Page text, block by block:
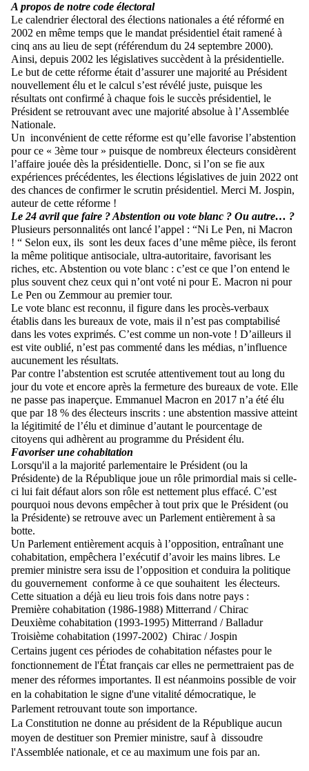
A propos de notre code électoral
Le calendrier électoral des élections nationales a été réformé en
2002 en même temps que le mandat présidentiel était ramené à
cinq ans au lieu de sept (référendum du 24 septembre 2000).
Ainsi, depuis 2002 les législatives succèdent à la présidentielle.
Le but de cette réforme était d’assurer une majorité au Président
nouvellement élu et le calcul s’est révélé juste, puisque les
résultats ont confirmé à chaque fois le succès présidentiel, le
Président se retrouvant avec une majorité absolue à l’Assemblée
Nationale.
Un inconvénient de cette réforme est qu’elle favorise l’abstention
pour ce « 3ème tour » puisque de nombreux électeurs considèrent
l’affaire jouée dès la présidentielle. Donc, si l’on se fie aux
expériences précédentes, les élections législatives de juin 2022 ont
des chances de confirmer le scrutin présidentiel. Merci M. Jospin,
auteur de cette réforme !
Le 24 avril que faire ? Abstention ou vote blanc ? Ou autre… ?
Plusieurs personnalités ont lancé l’appel : “Ni Le Pen, ni Macron
! “ Selon eux, ils sont les deux faces d’une même pièce, ils feront
la même politique antisociale, ultra-autoritaire, favorisant les
riches, etc. Abstention ou vote blanc : c’est ce que l’on entend le
plus souvent chez ceux qui n’ont voté ni pour E. Macron ni pour
Le Pen ou Zemmour au premier tour.
Le vote blanc est reconnu, il figure dans les procès-verbaux
établis dans les bureaux de vote, mais il n’est pas comptabilisé
dans les votes exprimés. C’est comme un non-vote ! D’ailleurs il
est vite oublié, n’est pas commenté dans les médias, n’influence
aucunement les résultats.
Par contre l’abstention est scrutée attentivement tout au long du
jour du vote et encore après la fermeture des bureaux de vote. Elle
ne passe pas inaperçue. Emmanuel Macron en 2017 n’a été élu
que par 18 % des électeurs inscrits : une abstention massive atteint
la légitimité de l’élu et diminue d’autant le pourcentage de
citoyens qui adhèrent au programme du Président élu.
Favoriser une cohabitation
Lorsqu'il a la majorité parlementaire le Président (ou la
Présidente) de la République joue un rôle primordial mais si celle-
ci lui fait défaut alors son rôle est nettement plus effacé. C’est
pourquoi nous devons empêcher à tout prix que le Président (ou
la Présidente) se retrouve avec un Parlement entièrement à sa
botte.
Un Parlement entièrement acquis à l’opposition, entraînant une
cohabitation, empêchera l’exécutif d’avoir les mains libres. Le
premier ministre sera issu de l’opposition et conduira la politique
du gouvernement conforme à ce que souhaitent les électeurs.
Cette situation a déjà eu lieu trois fois dans notre pays :
Première cohabitation (1986-1988) Mitterrand / Chirac
Deuxième cohabitation (1993-1995) Mitterrand / Balladur
Troisième cohabitation (1997-2002) Chirac / Jospin
Certains jugent ces périodes de cohabitation néfastes pour le
fonctionnement de l'État français car elles ne permettraient pas de
mener des réformes importantes. Il est néanmoins possible de voir
en la cohabitation le signe d'une vitalité démocratique, le
Parlement retrouvant toute son importance.
La Constitution ne donne au président de la République aucun
moyen de destituer son Premier ministre, sauf à dissoudre
l'Assemblée nationale, et ce au maximum une fois par an.